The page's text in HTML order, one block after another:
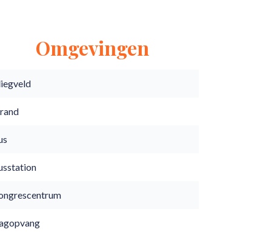
Omgevingen